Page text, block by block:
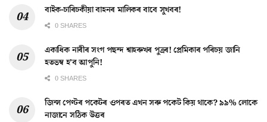
বাইক-চাৰিচকীয়া বাহনৰ মালিকৰ বাবে সুখবৰ!
0 SHARES
একাধিক নাৰীৰ সংগ পছন্দ শ্বাহৰুখৰ পুত্ৰৰ! প্ৰেমিকাৰ পৰিচয় জানি
হতভম্ব হ’ব আপুনি!
0 SHARES
জিন্স পেণ্টৰ পকেটৰ ওপৰত এখন সৰু পকেট কিয় থাকে? ৯৯% লোকে
নাজানে সঠিক উত্তৰ